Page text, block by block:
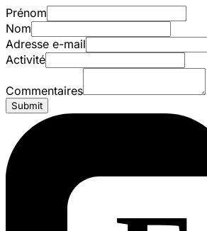
Prénom
Nom
Adresse e-mail
Activité
Commentaires
Submit